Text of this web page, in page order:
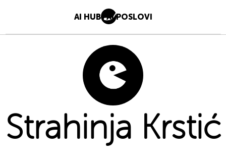
AI HUB AI POSLOVI
Strahinja Krstić